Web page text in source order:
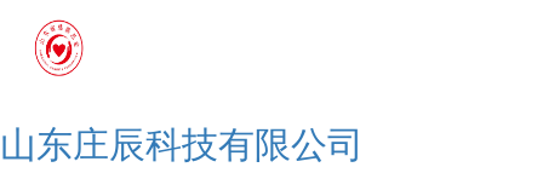
山东庄辰科技有限公司